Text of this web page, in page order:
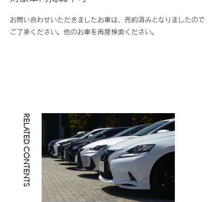
お問い合わせいただきましたお車は、売約済みとなりましたので
ご了承ください。他のお車を再度検索ください。
RELATED CONTENTS